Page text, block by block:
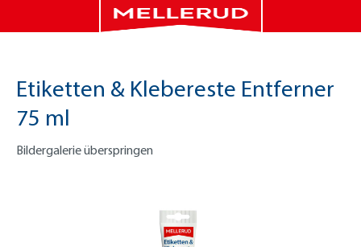
Etiketten & Klebereste Entferner
75 ml
Bildergalerie überspringen